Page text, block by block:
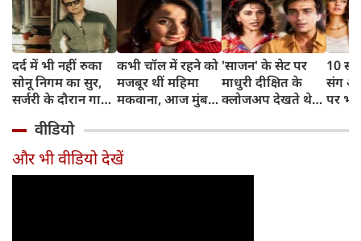
दर्द में भी नहीं रुका
सोनू निगम का सुर,
सर्जरी के दौरान गाया
क्लासिक गाना
कभी चॉल में रहने को
मजबूर थीं महिमा
मकवाना, आज मुंबई
और करोड़ों की दौलत
'साजन' के सेट पर
माधुरी दीक्षित के
क्लोजअप देखते थे
ने सुनाया किस्सा
10
संग
पर
थोड़ा
वीडियो
और भी वीडियो देखें